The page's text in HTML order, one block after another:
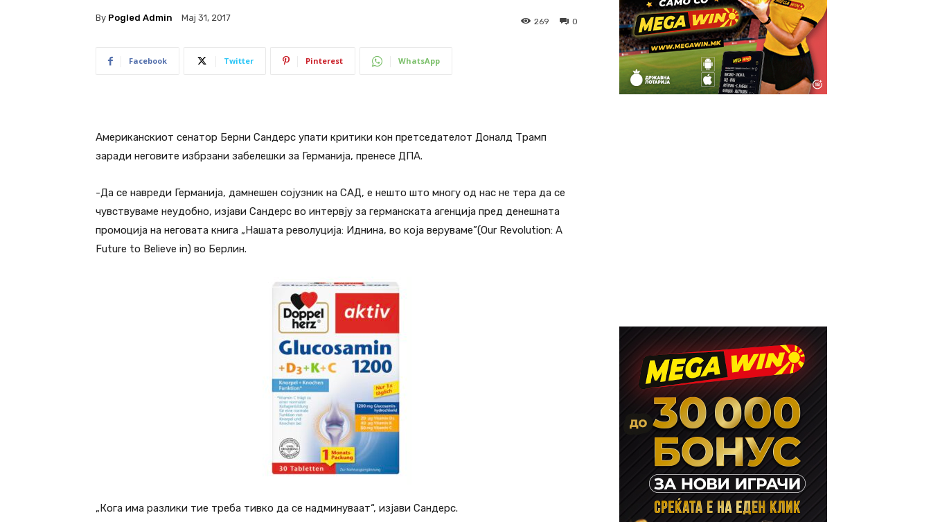
By Pogled Admin Мај 31, 2017 0
269
Facebook Twitter Pinterest WhatsApp
Американскиот сенатор Берни Сандерс упати критики кон претседателот Доналд Трамп
заради неговите избрзани забелешки за Германија, пренесе ДПА.
-Да се навреди Германија, дамнешен сојузник на САД, е нешто што многу од нас не тера да се
чувствуваме неудобно, изјави Сандерс во интервју за германската агенција пред денешната
промоција на неговата книга „Нашата револуција: Иднина, во која веруваме”(Our Revolution: A
Future to Believe in) во Берлин.
„Кога има разлики тие треба тивко да се надминуваат“, изјави Сандерс.